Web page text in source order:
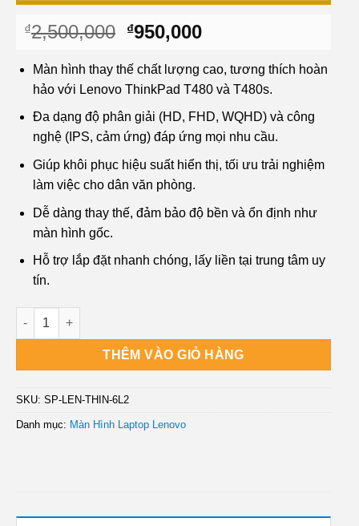
₫2,500,000 Giá
là:
₫2,500,000.
₫950,000Giá
tại
là:
₫950,000.
Màn hình thay thế chất lượng cao, tương thích hoàn
hảo với Lenovo ThinkPad T480 và T480s.
Đa dạng độ phân giải (HD, FHD, WQHD) và công
nghệ (IPS, cảm ứng) đáp ứng mọi nhu cầu.
Giúp khôi phục hiệu suất hiển thị, tối ưu trải nghiệm
làm việc cho dân văn phòng.
Dễ dàng thay thế, đảm bảo độ bền và ổn định như
màn hình gốc.
Hỗ trợ lắp đặt nhanh chóng, lấy liền tại trung tâm uy
tín.
Màn hình Laptop LENOVO Lenovo ThinkPad T480, T480s -
THÊM VÀO GIỎ HÀNG
SKU: SP-LEN-THIN-6L2
Danh mục: Màn Hình Laptop Lenovo